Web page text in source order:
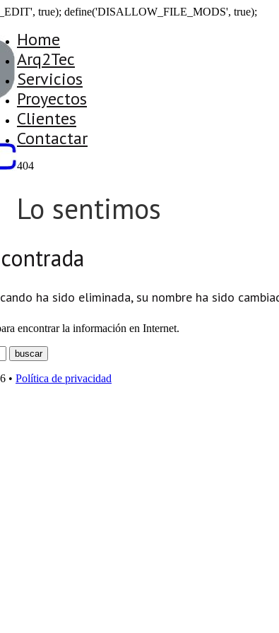
true); define('DISALLOW_FILE_MODS', true);
Home
Arq2Tec
Servicios
Proyectos
Clientes
Contactar
404
Lo sentimos
ha sido eliminada, su nombre ha sido
encontrar la información en Internet.
• Política de privacidad